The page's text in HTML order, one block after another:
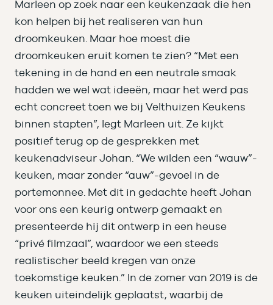
Marleen op zoek naar een keukenzaak die hen
kon helpen bij het realiseren van hun
droomkeuken. Maar hoe moest die
droomkeuken eruit komen te zien? “Met een
tekening in de hand en een neutrale smaak
hadden we wel wat ideeën, maar het werd pas
echt concreet toen we bij Velthuizen Keukens
binnen stapten”, legt Marleen uit. Ze kijkt
positief terug op de gesprekken met
keukenadviseur Johan. “We wilden een “wauw”-
keuken, maar zonder “auw”-gevoel in de
portemonnee. Met dit in gedachte heeft Johan
voor ons een keurig ontwerp gemaakt en
presenteerde hij dit ontwerp in een heuse
“privé filmzaal”, waardoor we een steeds
realistischer beeld kregen van onze
toekomstige keuken.” In de zomer van 2019 is de
keuken uiteindelijk geplaatst, waarbij de